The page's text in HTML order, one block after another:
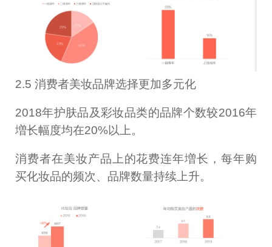
2.5 消费者美妆品牌选择更加多元化
2018年护肤品及彩妆品类的品牌个数较2016年
増长幅度均在20%以上。
消费者在美妆产品上的花费连年増长，每年购
买化妆品的频次、品牌数量持续上升。